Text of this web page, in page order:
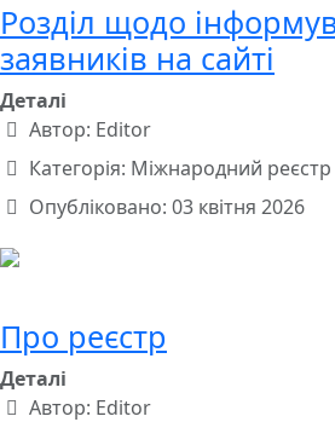
Розділ щодо
заявників на сайті
Деталі
Автор: Editor
Категорія: Міжнародний реєстр
Опубліковано: 03 квітня 2026
Про реєстр
Деталі
Автор: Editor